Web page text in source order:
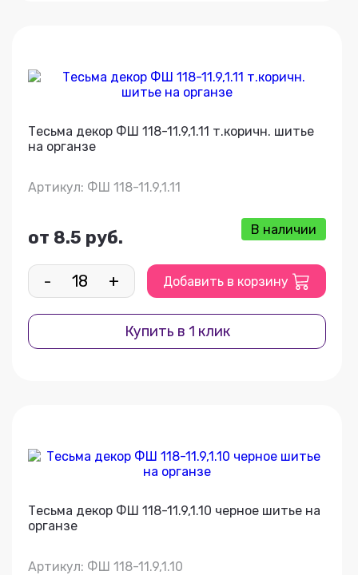
Тесьма декор ФШ 118-11.9,1.11 т.коричн. шитье
на органзе
Артикул: ФШ 118-11.9,1.11
от 8.5 руб. В наличии
- + Добавить в корзину
Купить в 1 клик
Тесьма декор ФШ 118-11.9,1.10 черное шитье на
органзе
Артикул: ФШ 118-11.9,1.10